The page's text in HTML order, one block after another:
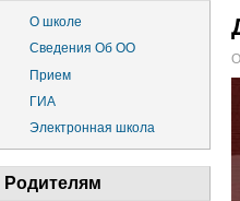
О школе
Сведения Об ОО
Прием
ГИА
Электронная школа
Родителям